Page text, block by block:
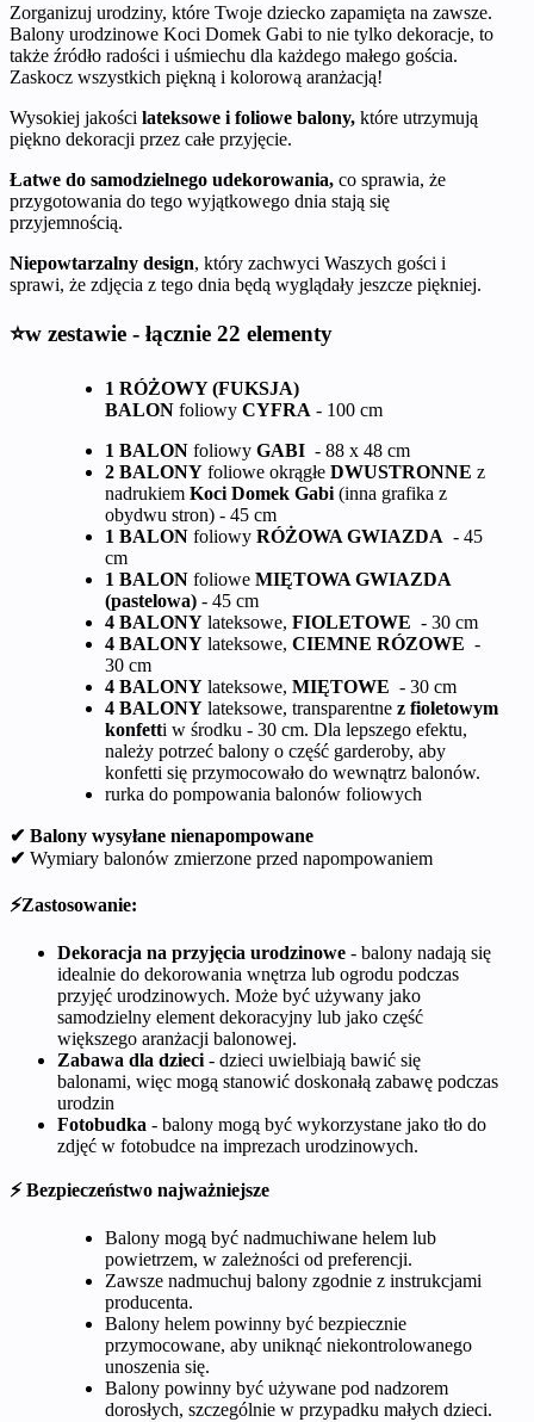
Zorganizuj urodziny, które Twoje dziecko zapamięta na zawsze.
Balony urodzinowe Koci Domek Gabi to nie tylko dekoracje, to
także źródło radości i uśmiechu dla każdego małego gościa.
Zaskocz wszystkich piękną i kolorową aranżacją!
Wysokiej jakości lateksowe i foliowe balony, które utrzymują
piękno dekoracji przez całe przyjęcie.
Łatwe do samodzielnego udekorowania, co sprawia, że
przygotowania do tego wyjątkowego dnia stają się
przyjemnością.
Niepowtarzalny design, który zachwyci Waszych gości i
sprawi, że zdjęcia z tego dnia będą wyglądały jeszcze piękniej.
⭐w zestawie - łącznie 22 elementy
1 RÓŻOWY (FUKSJA)
BALON foliowy CYFRA - 100 cm
1 BALON foliowy GABI - 88 x 48 cm
2 BALONY foliowe okrągłe DWUSTRONNE z
nadrukiem Koci Domek Gabi (inna grafika z
obydwu stron) - 45 cm
1 BALON foliowy RÓŻOWA GWIAZDA - 45
cm
1 BALON foliowe MIĘTOWA GWIAZDA
(pastelowa) - 45 cm
4 BALONY lateksowe, FIOLETOWE - 30 cm
4 BALONY lateksowe, CIEMNE RÓZOWE -
30 cm
4 BALONY lateksowe, MIĘTOWE - 30 cm
4 BALONY lateksowe, transparentne z fioletowym
konfetti w środku - 30 cm. Dla lepszego efektu,
należy potrzeć balony o część garderoby, aby
konfetti się przymocowało do wewnątrz balonów.
rurka do pompowania balonów foliowych
✔ Balony wysyłane nienapompowane
✔ Wymiary balonów zmierzone przed napompowaniem
⚡Zastosowanie:
Dekoracja na przyjęcia urodzinowe - balony nadają się
idealnie do dekorowania wnętrza lub ogrodu podczas
przyjęć urodzinowych. Może być używany jako
samodzielny element dekoracyjny lub jako część
większego aranżacji balonowej.
Zabawa dla dzieci - dzieci uwielbiają bawić się
balonami, więc mogą stanowić doskonałą zabawę podczas
urodzin
Fotobudka - balony mogą być wykorzystane jako tło do
zdjęć w fotobudce na imprezach urodzinowych.
⚡ Bezpieczeństwo najważniejsze
Balony mogą być nadmuchiwane helem lub
powietrzem, w zależności od preferencji.
Zawsze nadmuchuj balony zgodnie z instrukcjami
producenta.
Balony helem powinny być bezpiecznie
przymocowane, aby uniknąć niekontrolowanego
unoszenia się.
Balony powinny być używane pod nadzorem
dorosłych, szczególnie w przypadku małych dzieci.